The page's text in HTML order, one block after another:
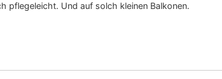
pfle­ge­leicht. Und auf solch klei­nen Bal­ko­nen.